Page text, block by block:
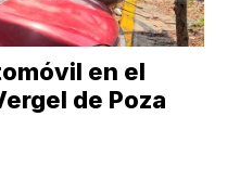
en el
de Poza